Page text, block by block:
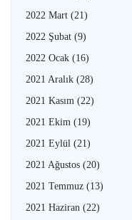
2022 Mart (21)
2022 Şubat (9)
2022 Ocak (16)
2021 Aralık (28)
2021 Kasım (22)
2021 Ekim (19)
2021 Eylül (21)
2021 Ağustos (20)
2021 Temmuz (13)
2021 Haziran (22)